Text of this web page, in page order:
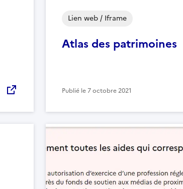
Atlas des patrimoines
Lien web / Iframe
Publié le7 octobre 2021